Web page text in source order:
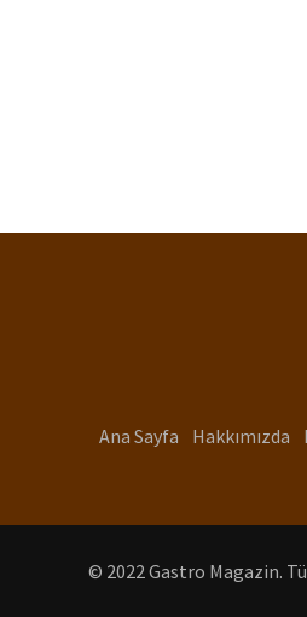
Ana Sayfa Hakkımızda
© 2022 Gastro Magazin.